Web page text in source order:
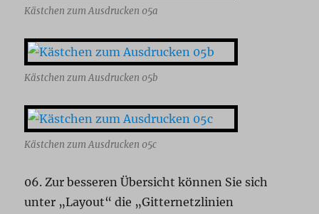
Kästchen zum Ausdrucken 05a
Kästchen zum Ausdrucken 05b
Kästchen zum Ausdrucken 05c
06. Zur besseren Übersicht können Sie sich
unter „Layout“ die „Gitternetzlinien